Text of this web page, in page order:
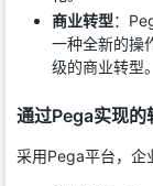
商业转型：
一种全新的操
级的商业转型。
通过Pega实现的
采用Pega平台，企